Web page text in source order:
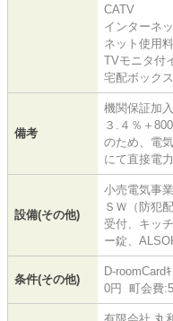
CATV
インターネ
ネット使用
TVモニタ付
宅配ボックス
備考
機関保証加
３.４％＋
のため、電
にて直接電
設備(その他)
小売電気事
ＳＷ（防犯
受付、キッ
ー錠、
条件(その他)
D-
0円 町会費